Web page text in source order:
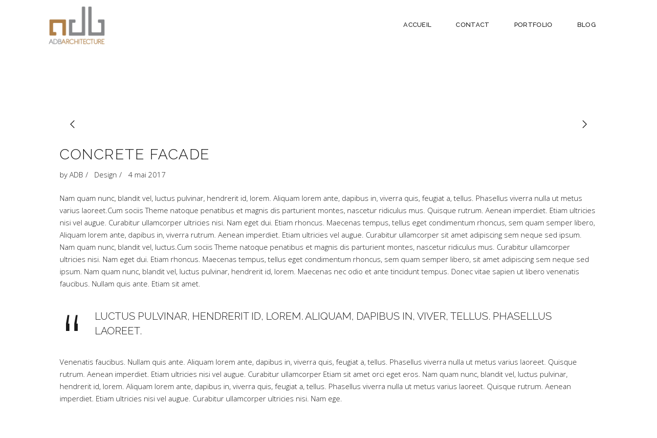
ACCUEIL CONTACT PORTFOLIO BLOG
CONCRETE FACADE
by ADB Design 4 mai 2017
Nam quam nunc, blandit vel, luctus pulvinar, hendrerit id, lorem. Aliquam lorem ante, dapibus in, viverra quis, feugiat a, tellus. Phasellus viverra nulla ut metus
varius laoreet.Cum sociis Theme natoque penatibus et magnis dis parturient montes, nascetur ridiculus mus. Quisque rutrum. Aenean imperdiet. Etiam ultricies
nisi vel augue. Curabitur ullamcorper ultricies nisi. Nam eget dui. Etiam rhoncus. Maecenas tempus, tellus eget condimentum rhoncus, sem quam semper libero,
Aliquam lorem ante, dapibus in, viverra rutrum. Aenean imperdiet. Etiam ultricies vel augue. Curabitur ullamcorper sit amet adipiscing sem neque sed ipsum.
Nam quam nunc, blandit vel, luctus.Cum sociis Theme natoque penatibus et magnis dis parturient montes, nascetur ridiculus mus. Curabitur ullamcorper
ultricies nisi. Nam eget dui. Etiam rhoncus. Maecenas tempus, tellus eget condimentum rhoncus, sem quam semper libero, sit amet adipiscing sem neque sed
ipsum. Nam quam nunc, blandit vel, luctus pulvinar, hendrerit id, lorem. Maecenas nec odio et ante tincidunt tempus. Donec vitae sapien ut libero venenatis
faucibus. Nullam quis ante. Etiam sit amet.
LUCTUS PULVINAR, HENDRERIT ID, LOREM. ALIQUAM, DAPIBUS IN, VIVER, TELLUS. PHASELLUS
LAOREET.
Venenatis faucibus. Nullam quis ante. Aliquam lorem ante, dapibus in, viverra quis, feugiat a, tellus. Phasellus viverra nulla ut metus varius laoreet. Quisque
rutrum. Aenean imperdiet. Etiam ultricies nisi vel augue. Curabitur ullamcorper Etiam sit amet orci eget eros. Nam quam nunc, blandit vel, luctus pulvinar,
hendrerit id, lorem. Aliquam lorem ante, dapibus in, viverra quis, feugiat a, tellus. Phasellus viverra nulla ut metus varius laoreet. Quisque rutrum. Aenean
imperdiet. Etiam ultricies nisi vel augue. Curabitur ullamcorper ultricies nisi. Nam ege.